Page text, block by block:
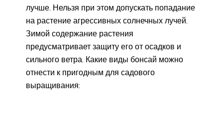
лучше. Нельзя при этом допускать попадание
на растение агрессивных солнечных лучей.
Зимой содержание растения
предусматривает защиту его от осадков и
сильного ветра. Какие виды бонсай можно
отнести к пригодным для садового
выращивания: